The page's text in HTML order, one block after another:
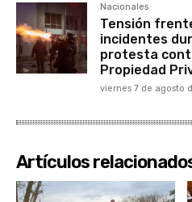
Nacionales
Tensión
incidentes
protesta
Propiedad
viernes 7 de agosto
Artículos